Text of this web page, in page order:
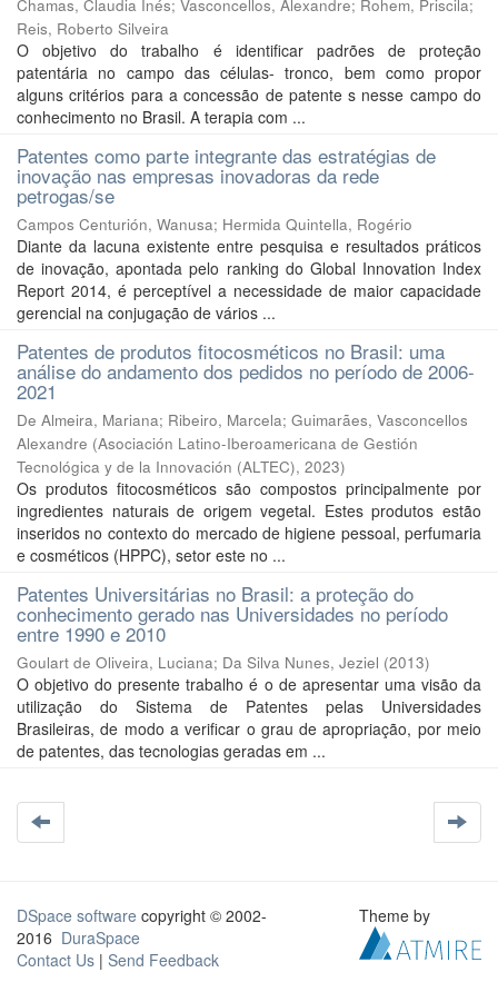
Chamas, Claudia Inés; Vasconcellos, Alexandre; Rohem, Priscila;
Reis, Roberto Silveira
O objetivo do trabalho é identificar padrões de proteção
patentária no campo das células- tronco, bem como propor
alguns critérios para a concessão de patente s nesse campo do
conhecimento no Brasil. A terapia com ...
Patentes como parte integrante das estratégias de
inovação nas empresas inovadoras da rede
petrogas/se
Campos Centurión, Wanusa; Hermida Quintella, Rogério
Diante da lacuna existente entre pesquisa e resultados práticos
de inovação, apontada pelo ranking do Global Innovation Index
Report 2014, é perceptível a necessidade de maior capacidade
gerencial na conjugação de vários ...
Patentes de produtos fitocosméticos no Brasil: uma
análise do andamento dos pedidos no período de 2006-
2021
De Almeira, Mariana; Ribeiro, Marcela; Guimarães, Vasconcellos
Alexandre (Asociación Latino-Iberoamericana de Gestión
Tecnológica y de la Innovación (ALTEC), 2023)
Os produtos fitocosméticos são compostos principalmente por
ingredientes naturais de origem vegetal. Estes produtos estão
inseridos no contexto do mercado de higiene pessoal, perfumaria
e cosméticos (HPPC), setor este no ...
Patentes Universitárias no Brasil: a proteção do
conhecimento gerado nas Universidades no período
entre 1990 e 2010
Goulart de Oliveira, Luciana; Da Silva Nunes, Jeziel (2013)
O objetivo do presente trabalho é o de apresentar uma visão da
utilização do Sistema de Patentes pelas Universidades
Brasileiras, de modo a verificar o grau de apropriação, por meio
de patentes, das tecnologias geradas em ...
DSpace software copyright © 2002-
2016 DuraSpace
Contact Us | Send Feedback
Theme by